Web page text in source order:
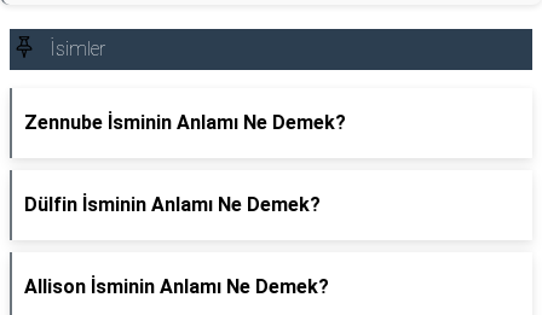
İsimler
Zennube İsminin Anlamı Ne Demek?
Dülfin İsminin Anlamı Ne Demek?
Allison İsminin Anlamı Ne Demek?